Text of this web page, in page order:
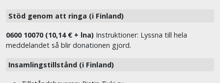
Stöd genom att ringa (i Finland)
0600 10070 (10,14 € + lna) Instruktioner: Lyssna till hela
meddelandet så blir donationen gjord.
Insamlingstillstånd (i Finland)